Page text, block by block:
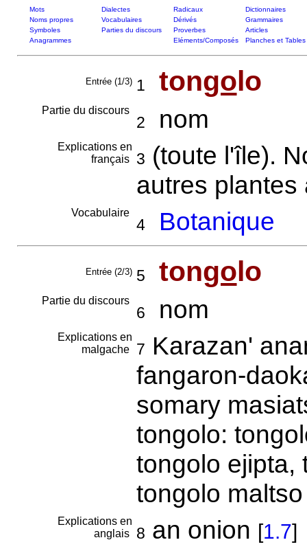
Mots Dialectes Radicaux
Dictionnaires
Noms propres
Vocabulaires Dérivés
Grammaires
Symboles
Parties du discours Proverbes
Articles
Anagrammes
Eléments/Composés Planches et Tables
Entrée (1/3) 1 tongolo
Partie du discours
2 nom
Explications en
français
3 (toute l'île).
autres
Vocabulaire
4 Botanique
Entrée (2/3) 5 tongolo
Partie du discours
6 nom
Explications en
malgache
7 Karazan'
fangaron-
somary
tongolo:
tongolo ejipta,
tongolo
Explications en
anglais
8 an onion [1.7]